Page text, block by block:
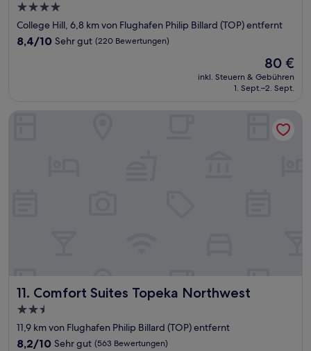
4.0-
Sterne-
Unterkunft
College Hill, 6,8 km von Flughafen Philip Billard (TOP) entfernt
8.4
Bewertungen)
8,4/10 Sehr gut (220 Bewertungen)
Der
Preis
beträgt
80 €
inkl. Steuern & Gebühren
1. Sept.–2. Sept.
11. Comfort Suites Topeka Northwest
Comfort Suites Topeka Northwest
2.5-
Sterne-
Unterkunft
11,9 km von Flughafen Philip Billard (TOP) entfernt
8.2
8,2/10 Sehr gut (563 Bewertungen)